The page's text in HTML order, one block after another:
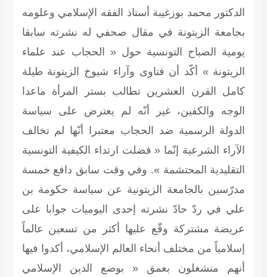
الدكتور محمد بوزغيبة أستاذ الفقه الإسلامي وعلومه
بجامعة الزيتونة في مقال صحفي له نشرته سابقا
يومية الصباح التونسية حول « الحجاب عند علماء
الزيتونة » أكّد أن فتاوى وآراء شيوخ الزيتونة طيلة
كامل القرن العشرين تطالب بستر المرأة ماعدا
الوجه والكفين، غير أنّه لم يعترض على سياسة
الدولة الرسمية ضد الحجاب معتبرا أنّها لم تخالف
الآراء الشرعية إنّما « فضلت ارتداء الكيفية التونسية
التقليدية المحتشمة ». وفي وقت سابق دافع خمسة
مدرّسين بالجامعة الزيتونية عن سياسة حكومة بن
علي في ردّ حادّ نشرته إحدى اليوميات جوابا على
عريضة مشتركة وقّع عليها أكثر من تسعين عالماً
إسلامياً من مختلف أنحاء العالم الإسلامي، أكدوا فيها
أنهم منشغلون بعمق « بوضع الدين الإسلامي